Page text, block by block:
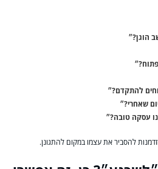
הוגן?״
להתקדם?״
שאחרי?״
עסקה טובה?״
להסביר את עצמו במקום להתגונן.